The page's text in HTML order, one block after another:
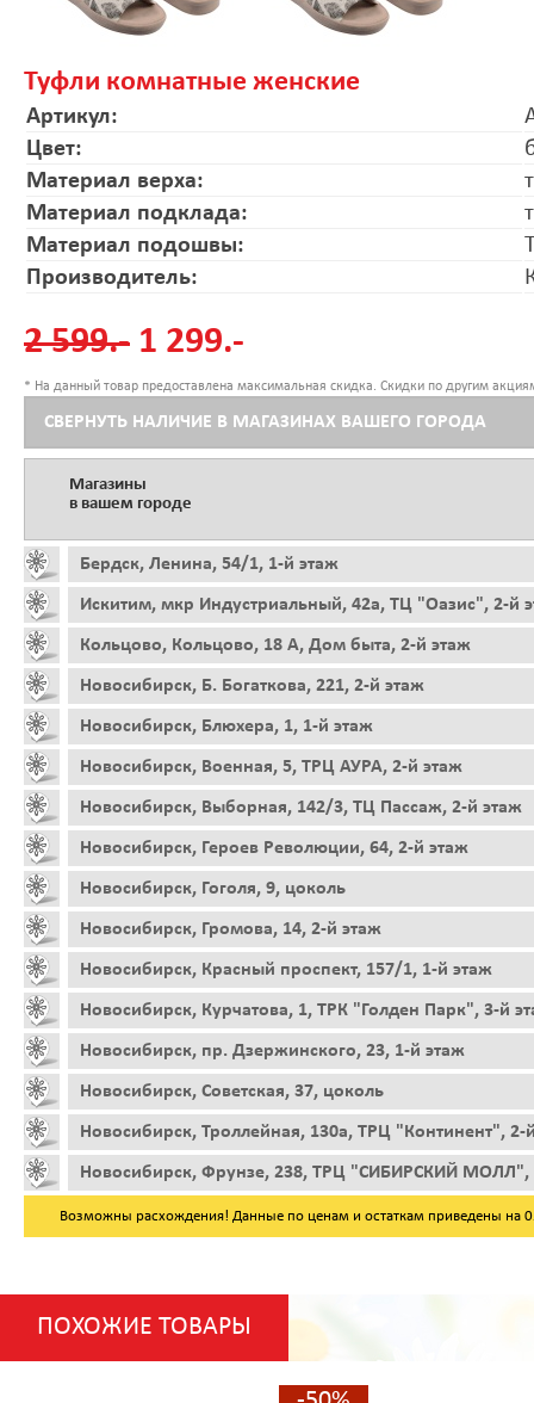
Туфли комнатные женские
Артикул:
Цвет:
Материал верха:
Материал подклада:
Материал подошвы:
Производитель:
2 599.- 1 299.-
* На данный товар предоставлена максимальная скидка. Скидки по другим
СВЕРНУТЬ НАЛИЧИЕ В МАГАЗИНАХ ВАШЕГО ГОРОДА
Магазины
в вашем городе
Бердск, Ленина, 54/1, 1-й этаж
Искитим, мкр Индустриальный, 42а, ТЦ "Оазис", 2-й
Кольцово, Кольцово, 18 А, Дом быта, 2-й этаж
Новосибирск, Б. Богаткова, 221, 2-й этаж
Новосибирск, Блюхера, 1, 1-й этаж
Новосибирск, Военная, 5, ТРЦ АУРА, 2-й этаж
Новосибирск, Выборная, 142/3, ТЦ Пассаж, 2-й этаж
Новосибирск, Героев Революции, 64, 2-й этаж
Новосибирск, Гоголя, 9, цоколь
Новосибирск, Громова, 14, 2-й этаж
Новосибирск, Красный проспект, 157/1, 1-й этаж
Новосибирск, Курчатова, 1, ТРК "Голден Парк", 3-й
Новосибирск, пр. Дзержинского, 23, 1-й этаж
Новосибирск, Советская, 37, цоколь
Новосибирск, Троллейная, 130а, ТРЦ "Континент", 2-
Новосибирск, Фрунзе, 238, ТРЦ "СИБИРСКИЙ МОЛЛ",
Возможны расхождения! Данные по ценам и остаткам приведены на
ПОХОЖИЕ ТОВАРЫ